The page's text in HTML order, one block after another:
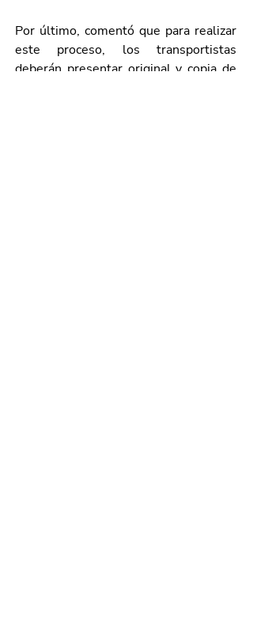
Por último, comentó que para realizar
este proceso, los transportistas
deberán presentar original y copia de